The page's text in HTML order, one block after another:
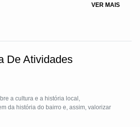
apresentando elevado valor nutritivo e
VER MAIS
De Atividades
a cultura e a história local,
da história do bairro e, assim, valorizar